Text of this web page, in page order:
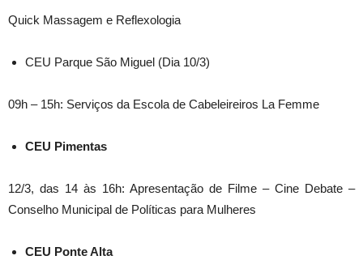
Quick Massagem e Reflexologia
CEU Parque São Miguel (Dia 10/3)
09h – 15h: Serviços da Escola de Cabeleireiros La Femme
CEU Pimentas
12/3, das 14 às 16h: Apresentação de Filme – Cine Debate –
Conselho Municipal de Políticas para Mulheres
CEU Ponte Alta